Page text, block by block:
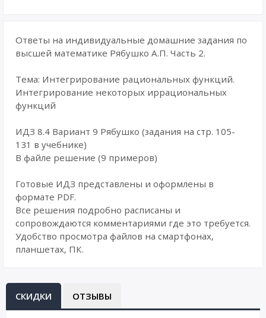
Ответы на индивидуальные домашние задания по
высшей математике Рябушко А.П. Часть 2.
Тема: Интегрирование рациональных функций.
Интегрирование некоторых иррациональных
функций
ИДЗ 8.4 Вариант 9 Рябушко (задания на стр. 105-
131 в учебнике)
В файле решение (9 примеров)
Готовые ИДЗ представлены и оформлены в
формате PDF.
Все решения подробно расписаны и
сопровождаются комментариями где это требуется.
Удобство просмотра файлов на смартфонах,
планшетах, ПК.
СКИДКИ ОТЗЫВЫ